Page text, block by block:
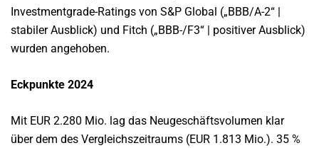
Investmentgrade-Ratings von S&P Global („BBB/A-2“ |
stabiler Ausblick) und Fitch („BBB-/F3“ | positiver Ausblick)
wurden angehoben.
Eckpunkte 2024
Mit EUR 2.280 Mio. lag das Neugeschäftsvolumen klar
über dem des Vergleichszeitraums (EUR 1.813 Mio.). 35 %